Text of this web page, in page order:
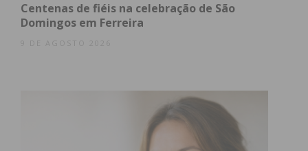
Centenas de fiéis na celebração de São
Domingos em Ferreira
9 DE AGOSTO 2026